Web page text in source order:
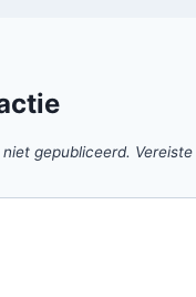
gepubliceerd.